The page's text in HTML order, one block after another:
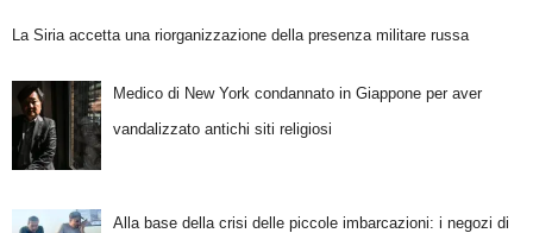
La Siria accetta una riorganizzazione della presenza militare russa
Medico di New York condannato in Giappone per aver
vandalizzato antichi siti religiosi
Alla base della crisi delle piccole imbarcazioni: i negozi di